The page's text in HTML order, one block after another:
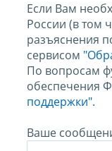
Если Вам
России (в том
разъяснения
сервисом
По вопросам
обеспечения
поддержки".
Ваше